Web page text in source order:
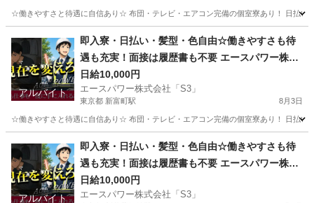
☆働きやすさと待遇に自信あり☆ 布団・テレビ・エアコン完備の個室寮あり！ 日払
鶯谷駅 警備員
アルバイト
即入寮・日払い・髪型・色自由☆働きやすさも待
遇も充実！面接は履歴書も不要 エースパワー株式
会社「S3」 新富町
日給10,000円
エースパワー株式会社「S3」
東京都 新富町駅 8月3日
☆働きやすさと待遇に自信あり☆ 布団・テレビ・エアコン完備の個室寮あり！ 日払
新富町駅 警備員
アルバイト
即入寮・日払い・髪型・色自由☆働きやすさも待
遇も充実！面接は履歴書も不要 エースパワー株式
会社「S3」 新井薬師前
日給10,000円
エースパワー株式会社「S3」